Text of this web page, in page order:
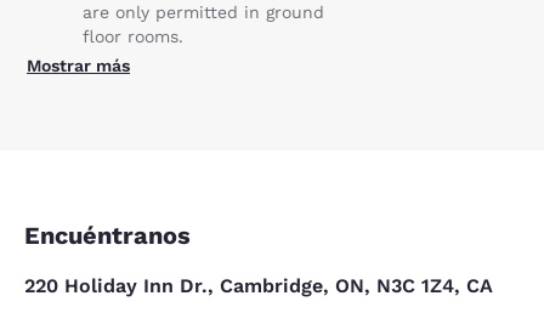
are only permitted in ground
floor rooms.
Mostrar más
Encuéntranos
220 Holiday Inn Dr., Cambridge, ON, N3C 1Z4, CA